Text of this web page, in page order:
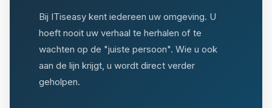
Bij ITiseasy kent iedereen uw omgeving. U
hoeft nooit uw verhaal te herhalen of te
wachten op de "juiste persoon". Wie u ook
aan de lijn krijgt, u wordt direct verder
geholpen.